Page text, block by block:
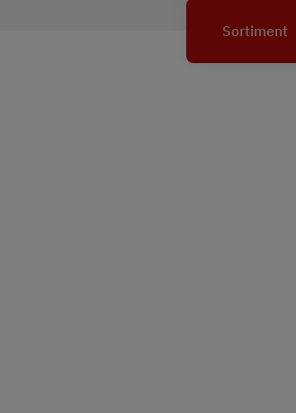
Sortiment